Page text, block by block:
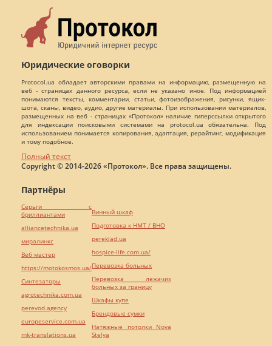
Юридические оговорки
Protocol.ua обладает авторскими правами на информацию, размещенную на
веб - страницах данного ресурса, если не указано иное. Под информацией
понимаются тексты, комментарии, статьи, фотоизображения, рисунки, ящик-
шота, сканы, видео, аудио, другие материалы. При использовании материалов,
размещенных на веб - страницах «Протокол» наличие гиперссылки открытого
для индексации поисковыми системами на protocol.ua обязательна. Под
использованием понимается копирования, адаптация, рерайтинг, модификация
и тому подобное.
Полный текст
Copyright © 2014-2026 «Протокол». Все права защищены.
Партнёры
Серьги с
бриллиантами
alliancetechnika.ua
миралинкс
Веб мастер
https://motokosmos.ua/
Синтезаторы
agrotechnika.com.ua
perevod.agency
europeservice.com.ua
mk-translations.ua
Винный шкаф
Подготовка к НМТ / ВНО
pereklad.ua
hospice-life.com.ua/
Перевозка больных
Перевозка лежачих
больных за границу
Шкафы купе
Брендовые сумки
Натяжные потолки Nova
Stelya